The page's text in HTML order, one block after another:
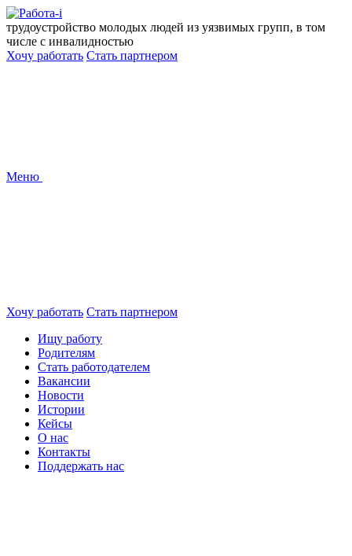
Перейти
к
содержанию
трудоустройство молодых людей из уязвимых групп, в том
числе с инвалидностью
Хочу работать Стать партнером
Меню
Хочу работать Стать партнером
Ищу работу
Родителям
Стать работодателем
Вакансии
Новости
Истории
Кейсы
О нас
Контакты
Поддержать нас